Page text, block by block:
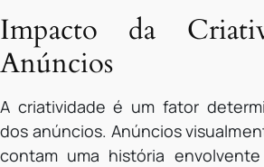
Impacto da
Anúncios
A criatividade é um fator
dos anúncios. Anúncios
contam uma história